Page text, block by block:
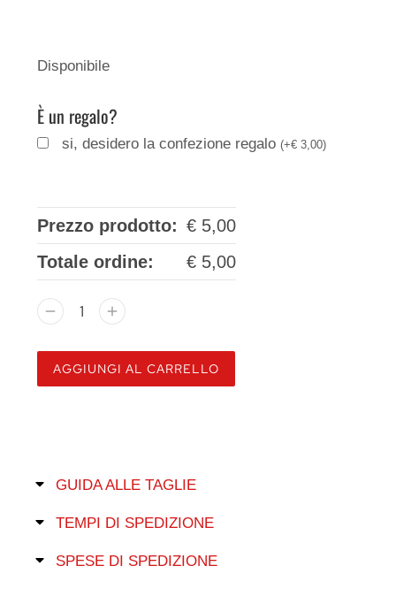
Disponibile
È un regalo?
si, desidero la confezione regalo(+€ 3,00)
Prezzo prodotto: € 5,00
Totale ordine:
€ 5,00
AGGIUNGI AL CARRELLO
GUIDA ALLE TAGLIE
TEMPI DI SPEDIZIONE
SPESE DI SPEDIZIONE